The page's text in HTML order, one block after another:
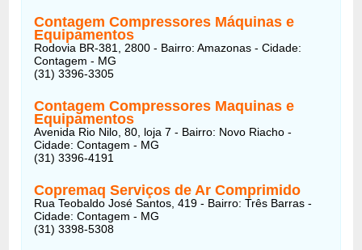
Contagem Compressores Máquinas e
Equipamentos
Rodovia BR-381, 2800 - Bairro: Amazonas - Cidade:
Contagem - MG
(31) 3396-3305
Contagem Compressores Maquinas e
Equipamentos
Avenida Rio Nilo, 80, loja 7 - Bairro: Novo Riacho -
Cidade: Contagem - MG
(31) 3396-4191
Copremaq Serviços de Ar Comprimido
Rua Teobaldo José Santos, 419 - Bairro: Três Barras -
Cidade: Contagem - MG
(31) 3398-5308